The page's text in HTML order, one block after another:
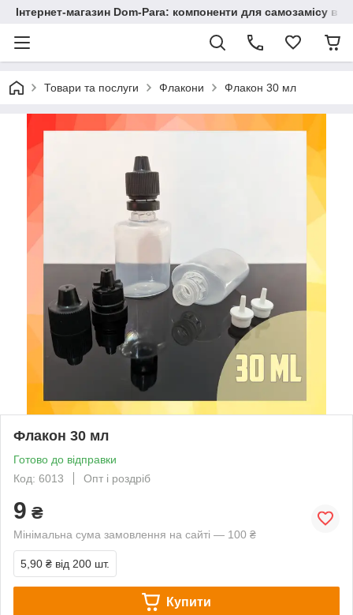
Інтернет-магазин Dom-Para: компоненти для самозамісу
Товари та послуги Флакони Флакон 30 мл
Флакон 30 мл
Готово до відправки
Код: 6013
Опт і роздріб
9 ₴
Мінімальна сума замовлення на сайті — 100 ₴
5,90 ₴ від 200 шт.
Купити